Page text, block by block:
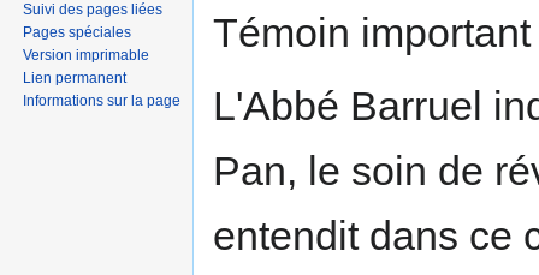
Témoin
L'Abbé Barruel
Pan, le soin de
entendit dans ce
Suivi des pages liées
Pages spéciales
Version imprimable
Lien permanent
Informations sur la page